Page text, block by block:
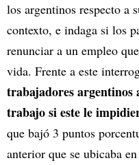
los argentinos respecto a
contexto, e indaga si los
renunciar a un empleo
vida. Frente a este
trabajadores
trabajo si este le
que bajó 3 puntos
anterior que se ubicaba